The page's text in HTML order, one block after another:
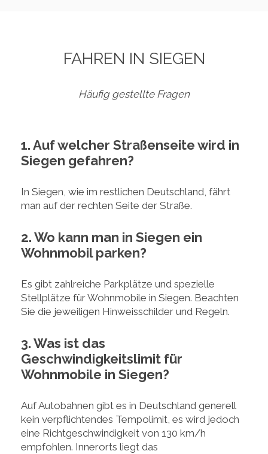
FAHREN IN SIEGEN
Häufig gestellte Fragen
1. Auf welcher Straßenseite wird in
Siegen gefahren?
In Siegen, wie im restlichen Deutschland, fährt
man auf der rechten Seite der Straße.
2. Wo kann man in Siegen ein
Wohnmobil parken?
Es gibt zahlreiche Parkplätze und spezielle
Stellplätze für Wohnmobile in Siegen. Beachten
Sie die jeweiligen Hinweisschilder und Regeln.
3. Was ist das
Geschwindigkeitslimit für
Wohnmobile in Siegen?
Auf Autobahnen gibt es in Deutschland generell
kein verpflichtendes Tempolimit, es wird jedoch
eine Richtgeschwindigkeit von 130 km/h
empfohlen. Innerorts liegt das